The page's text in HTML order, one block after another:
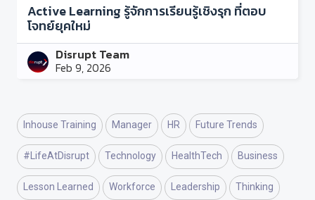
Active Learning รู้จักการเรียนรู้เชิงรุก ที่ตอบ
โจทย์ยุคใหม่
Disrupt Team
Feb 9, 2026
Inhouse Training Manager HR Future Trends
#LifeAtDisrupt Technology HealthTech Business
Lesson Learned Workforce Leadership Thinking